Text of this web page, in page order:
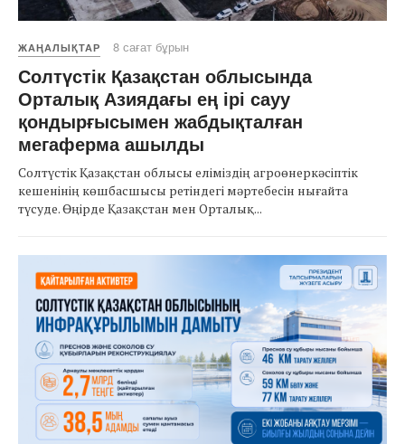
ЖАҢАЛЫҚТАР 8 сағат бұрын
Солтүстік Қазақстан облысында
Орталық Азиядағы ең ірі сауу
қондырғысымен жабдықталған
мегаферма ашылды
Солтүстік Қазақстан облысы еліміздің агроөнеркәсіптік
кешенінің көшбасшысы ретіндегі мәртебесін нығайта
түсуде. Өңірде Қазақстан мен Орталық...